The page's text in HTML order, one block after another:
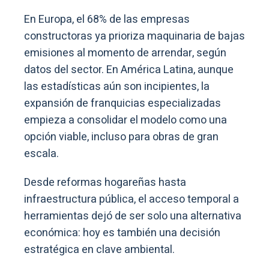
En Europa, el 68% de las empresas
constructoras ya prioriza maquinaria de bajas
emisiones al momento de arrendar, según
datos del sector. En América Latina, aunque
las estadísticas aún son incipientes, la
expansión de franquicias especializadas
empieza a consolidar el modelo como una
opción viable, incluso para obras de gran
escala.
Desde reformas hogareñas hasta
infraestructura pública, el acceso temporal a
herramientas dejó de ser solo una alternativa
económica: hoy es también una decisión
estratégica en clave ambiental.